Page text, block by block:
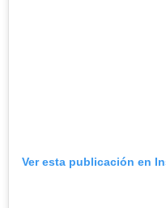
Ver esta publicación en